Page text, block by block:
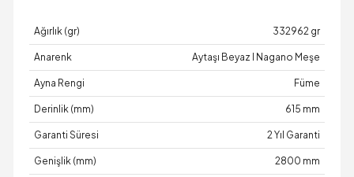
Ağırlık (gr) 332962 gr
Anarenk Aytaşı Beyaz I Nagano Meşe
Ayna Rengi Füme
Derinlik (mm) 615 mm
Garanti Süresi 2 Yıl Garanti
Genişlik (mm) 2800 mm